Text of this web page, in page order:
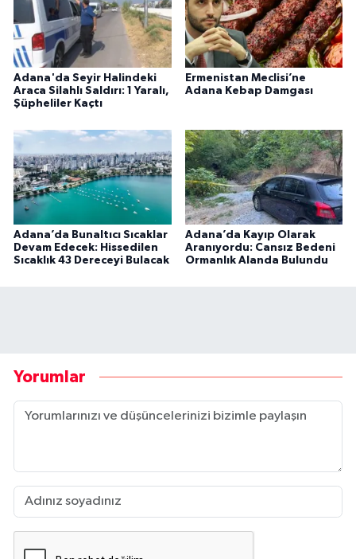
Adana'da Seyir Halindeki
Araca Silahlı Saldırı: 1 Yaralı,
Şüpheliler Kaçtı
Ermenistan Meclisi’ne
Adana Kebap Damgası
Adana’da Bunaltıcı Sıcaklar
Devam Edecek: Hissedilen
Sıcaklık 43 Dereceyi Bulacak
Adana’da Kayıp Olarak
Aranıyordu: Cansız Bedeni
Ormanlık Alanda Bulundu
Yorumlar